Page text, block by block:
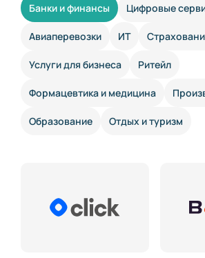
Банки и финансы Цифровые
Авиаперевозки ИТ
Услуги для бизнеса Ритейл
Формацевтика и медицина
Образование Отдых и туризм